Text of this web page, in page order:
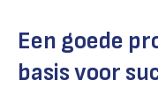
Een goede
basis voor